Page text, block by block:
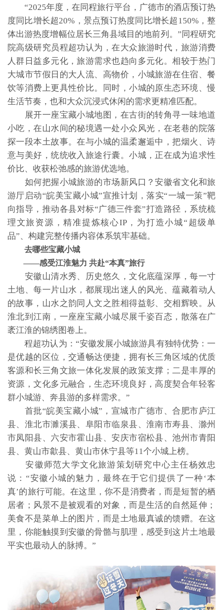
“2025年度，在同程旅行平台，广德市的酒店预订热
度同比增长超20%，景点预订热度同比增长超150%，整
体出游热度增幅位居长三角县域目的地前列。”同程研究
院高级研究员程超功认为，在大众旅游时代，旅游消费
人群日益多元化，旅游需求也趋向多元化。相较于热门
大城市节假日的大人流、高物价，小城旅游在住宿、餐
饮等消费上更具性价比。同时，小城的原生态环境、慢
生活节奏，也和大众沉浸式休闲的需求更精准匹配。
展开一座宝藏小城地图，在古街的转角寻一味地道
小吃，在山水间的秘境遇一处小众风光，在老巷的院落
探一段本土故事。在与小城的温柔邂逅中，把烟火、诗
意与美好，统统收入旅途行囊。小城，正在成为追求性
价比、收获松弛感的旅游优选地。
如何把握小城旅游的市场新风口？安徽省文化和旅
游厅启动“皖美宝藏小城”宣推计划，落实“一城一策”靶
向指导，推动各县对标“广德三件套”打造路径，系统梳
理文旅资源，精准提炼核心IP，为打造小城“超级单
品”、构建完整传播内容体系筑牢基础。
去哪些宝藏小城
——感受江淮魅力 共赴“本真”旅行
安徽山清水秀、历史悠久，文化底蕴深厚，每一寸
土地、每一片山水，都展现出迷人的风光、蕴藏着动人
的故事，山水之韵同人文之胜相得益彰、交相辉映。从
淮北到江南，一座座宝藏小城尽展千姿百态，散落在广
袤江淮的锦绣图卷上。
程超功认为：“安徽发展小城旅游具有独特优势：一
是优越的区位，交通畅达便捷，拥有长三角区域的优质
客源和长三角文旅一体化发展的政策支撑；二是丰厚的
资源，文化多元融合，生态环境良好，高度契合年轻客
群小城游、奔县游的多样需求。”
首批“皖美宝藏小城”，宣城市广德市、合肥市庐江
县、淮北市濉溪县、阜阳市临泉县、淮南市寿县、滁州
市凤阳县、六安市霍山县、安庆市宿松县、池州市青阳
县、黄山市歙县、黄山市休宁县等11个小城上榜。
安徽师范大学文化旅游策划研究中心主任杨效忠
说：“安徽小城的魅力，最终在于它们提供了一种‘本
真’的旅行可能。在这里，你不是消费者，而是短暂的栖
居者；风景不是被观看的对象，而是生活的自然延伸；
美食不是菜单上的图片，而是土地最真诚的馈赠。在这
里，你能触摸到安徽的骨骼与肌理，感受到这片土地最
平实也最动人的脉搏。”